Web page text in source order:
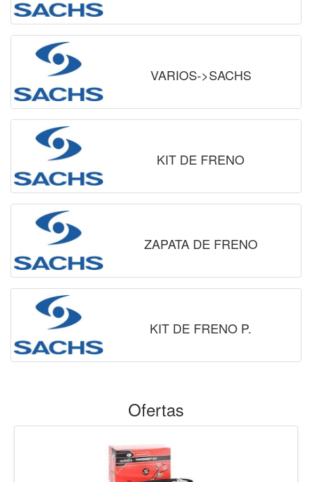
VARIOS->SACHS
KIT DE FRENO
ZAPATA DE FRENO
KIT DE FRENO P.
Ofertas